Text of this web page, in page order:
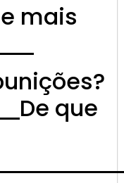
mais
De que